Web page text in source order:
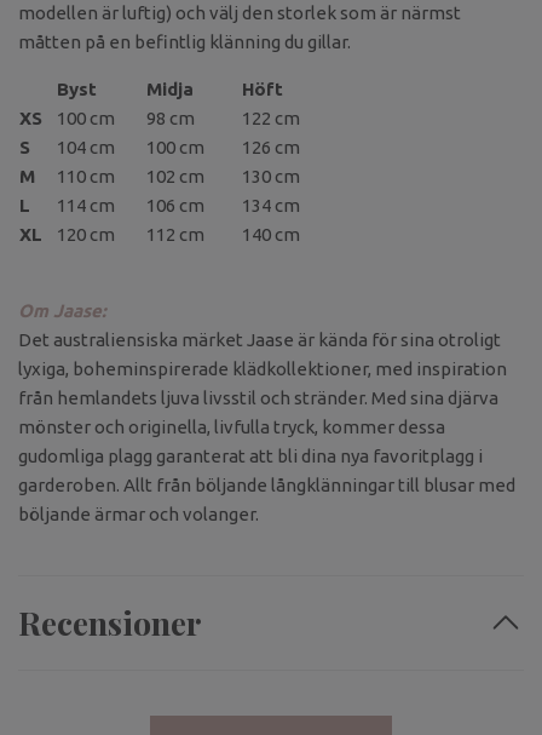
modellen är luftig) och välj den storlek som är närmst
måtten på en befintlig klänning du gillar.
Byst Midja
Höft
XS
100 cm 98 cm
122 cm
S
104 cm 100 cm
126 cm
M
110 cm 102 cm
130 cm
L
114 cm 106 cm
134 cm
XL
120 cm 112 cm 140 cm
Om Jaase:
Det australiensiska märket Jaase är kända för sina otroligt
lyxiga, boheminspirerade klädkollektioner, med inspiration
från hemlandets ljuva livsstil och stränder. Med sina djärva
mönster och originella, livfulla tryck, kommer dessa
gudomliga plagg garanterat att bli dina nya favoritplagg i
garderoben. Allt från böljande långklänningar till blusar med
böljande ärmar och volanger.
Recensioner